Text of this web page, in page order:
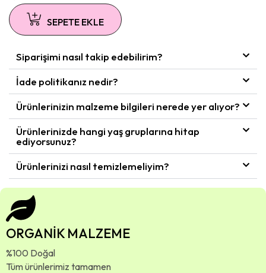
SEPETE EKLE
Siparişimi nasıl takip edebilirim?
İade politikanız nedir?
Ürünlerinizin malzeme bilgileri nerede yer alıyor?
Ürünlerinizde hangi yaş gruplarına hitap
ediyorsunuz?
Ürünlerinizi nasıl temizlemeliyim?
ORGANİK MALZEME
%100 Doğal
Tüm ürünlerimiz tamamen